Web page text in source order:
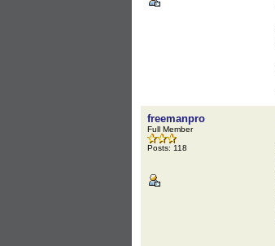
freemanpro
Full Member
Posts: 118